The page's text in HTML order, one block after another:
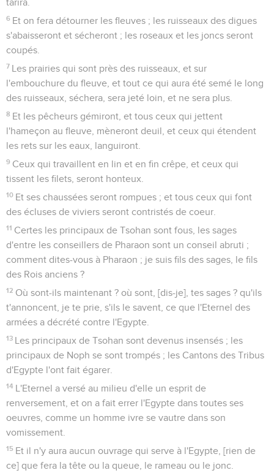
tarira.
6 Et on fera détourner les fleuves ; les ruisseaux des digues
s'abaisseront et sécheront ; les roseaux et les joncs seront
coupés.
7 Les prairies qui sont près des ruisseaux, et sur
l'embouchure du fleuve, et tout ce qui aura été semé le long
des ruisseaux, séchera, sera jeté loin, et ne sera plus.
8 Et les pêcheurs gémiront, et tous ceux qui jettent
l'hameçon au fleuve, mèneront deuil, et ceux qui étendent
les rets sur les eaux, languiront.
9 Ceux qui travaillent en lin et en fin crêpe, et ceux qui
tissent les filets, seront honteux.
10 Et ses chaussées seront rompues ; et tous ceux qui font
des écluses de viviers seront contristés de coeur.
11 Certes les principaux de Tsohan sont fous, les sages
d'entre les conseillers de Pharaon sont un conseil abruti ;
comment dites-vous à Pharaon ; je suis fils des sages, le fils
des Rois anciens ?
12 Où sont-ils maintenant ? où sont, [dis-je], tes sages ? qu'ils
t'annoncent, je te prie, s'ils le savent, ce que l'Eternel des
armées a décrété contre l'Egypte.
13 Les principaux de Tsohan sont devenus insensés ; les
principaux de Noph se sont trompés ; les Cantons des Tribus
d'Egypte l'ont fait égarer.
14 L'Eternel a versé au milieu d'elle un esprit de
renversement, et on a fait errer l'Egypte dans toutes ses
oeuvres, comme un homme ivre se vautre dans son
vomissement.
15 Et il n'y aura aucun ouvrage qui serve à l'Egypte, [rien de
ce] que fera la tête ou la queue, le rameau ou le jonc.